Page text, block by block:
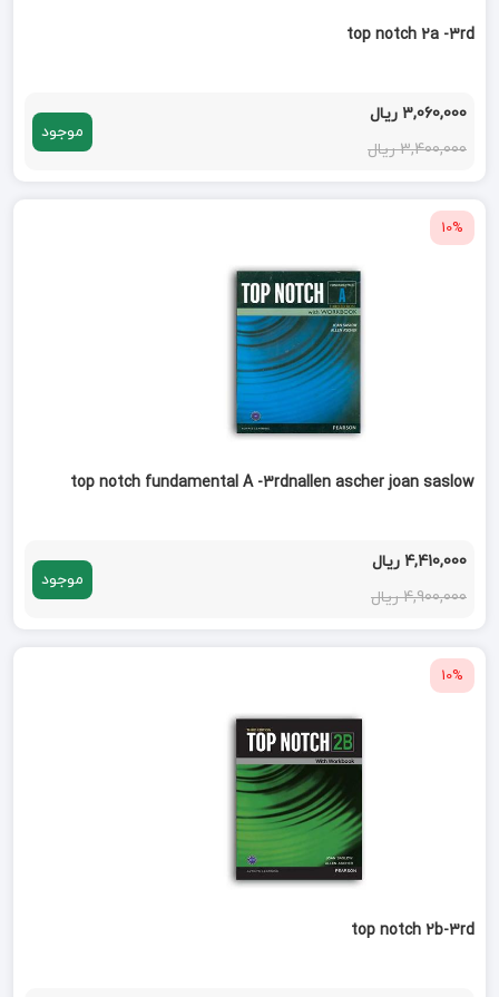
top notch 2a -3rd
3,060,000 ریال
3,400,000 ریال
موجود
10%
top notch fundamental A -3rdnallen ascher joan saslow
4,410,000 ریال
4,900,000 ریال
موجود
10%
top notch 2b-3rd